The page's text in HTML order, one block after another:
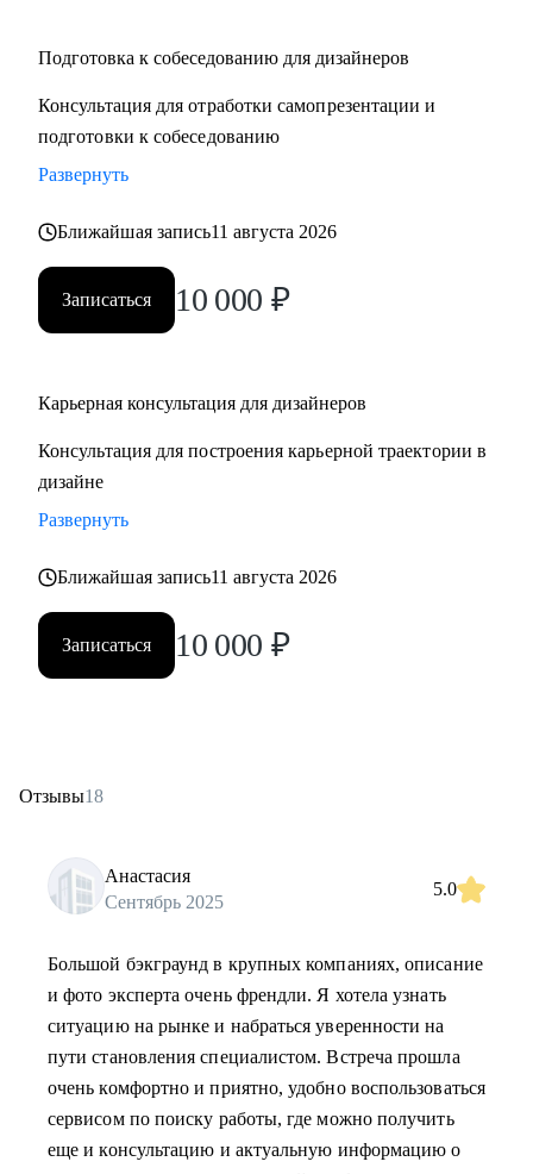
Подготовка к собеседованию для дизайнеров
Консультация для отработки самопрезентации и
подготовки к собеседованию
Развернуть
Ближайшая запись11 августа 2026
Записаться 10 000 ₽
Карьерная консультация для дизайнеров
Консультация для построения карьерной траектории в
дизайне
Развернуть
Ближайшая запись11 августа 2026
Записаться 10 000 ₽
Отзывы18
Анастасия
Сентябрь 2025
5.0
Большой бэкграунд в крупных компаниях, описание
и фото эксперта очень френдли. Я хотела узнать
ситуацию на рынке и набраться уверенности на
пути становления специалистом. Встреча прошла
очень комфортно и приятно, удобно воспользоваться
сервисом по поиску работы, где можно получить
еще и консультацию и актуальную информацию о